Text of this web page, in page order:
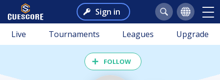
Sign in
Live Tournaments Leagues Upgrade
FOLLOW